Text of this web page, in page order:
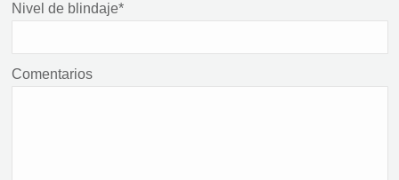
Nivel de blindaje*
Comentarios